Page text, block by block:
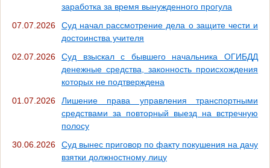
заработка за время вынужденного прогула
07.07.2026
Суд начал рассмотрение дела о защите чести и
достоинства учителя
02.07.2026
Суд взыскал с бывшего начальника ОГИБДД
денежные средства, законность происхождения
которых не подтверждена
01.07.2026
Лишение права управления транспортными
средствами за повторный выезд на встречную
полосу
30.06.2026
Суд вынес приговор по факту покушения на дачу
взятки должностному лицу